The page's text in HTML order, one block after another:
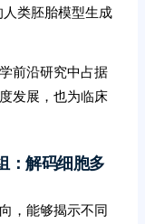
类胚胎模型生成
前沿研究中占据
发展，也为临床
：解码细胞多
，能够揭示不同